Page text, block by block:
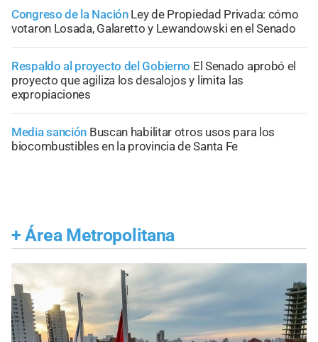
Congreso de la Nación Ley de Propiedad Privada: cómo
votaron Losada, Galaretto y Lewandowski en el Senado
Respaldo al proyecto del Gobierno El Senado aprobó el
proyecto que agiliza los desalojos y limita las
expropiaciones
Media sanción Buscan habilitar otros usos para los
biocombustibles en la provincia de Santa Fe
+ Área Metropolitana